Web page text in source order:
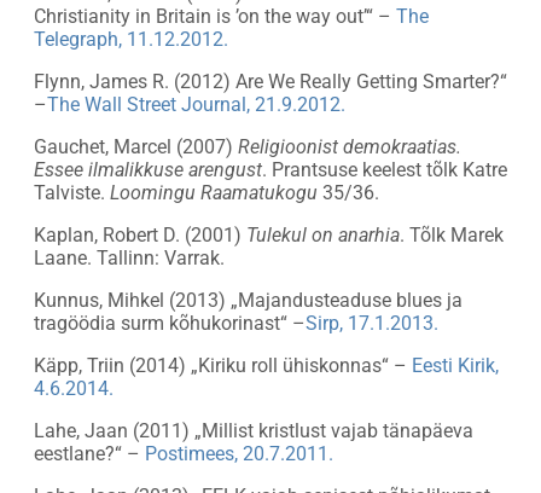
Christianity in Britain is ’on the way out’“ – The
Telegraph, 11.12.2012.
Flynn, James R. (2012) Are We Really Getting Smarter?“
–The Wall Street Journal, 21.9.2012.
Gauchet, Marcel (2007) Religioonist demokraatias.
Essee ilmalikkuse arengust. Prantsuse keelest tõlk Katre
Talviste. Loomingu Raamatukogu 35/36.
Kaplan, Robert D. (2001) Tulekul on anarhia. Tõlk Marek
Laane. Tallinn: Varrak.
Kunnus, Mihkel (2013) „Majandusteaduse blues ja
tragöödia surm kõhukorinast“ –Sirp, 17.1.2013.
Käpp, Triin (2014) „Kiriku roll ühiskonnas“ – Eesti Kirik,
4.6.2014.
Lahe, Jaan (2011) „Millist kristlust vajab tänapäeva
eestlane?“ – Postimees, 20.7.2011.